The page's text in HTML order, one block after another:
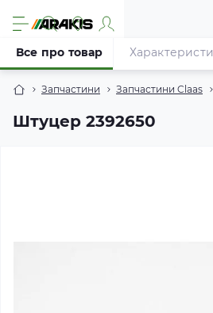
Запчастини Запчастини Claas
Штуцер 2392650
Все про товар